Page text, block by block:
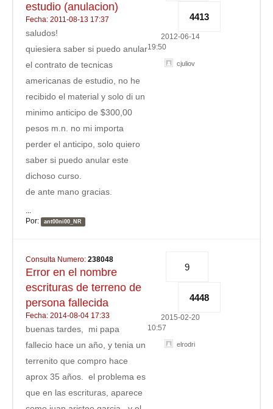
estudio (anulacion)
Fecha: 2011-08-13 17:37
saludos!
quiesiera saber si puedo anular
el contrato de tecnicas
americanas de estudio, no he
recibido el material y solo di un
minimo anticipo de $300,00
pesos m.n. no mi importa
perder el anticipo, solo quiero
saber si puedo anular este
dichoso curso.
de ante mano gracias.
...
Por:
ant00ni00_NR
4413
2012-06-14
19:50
cjuliov
Consulta Numero: 238048
Error en el nombre
escrituras de terreno de
persona fallecida
Fecha: 2014-08-04 17:33
buenas tardes, mi papa
fallecio hace un año, y tenia un
terrenito que compro hace
aprox 35 años. el problema es
que en las escrituras, aparece
9
4448
2015-02-20
10:57
elrodri